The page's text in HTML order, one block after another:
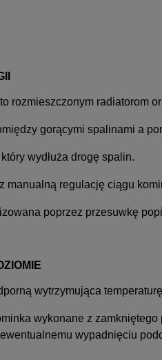
rozmieszczonym
gorącymi spalinami a
wydłuża drogę spalin.
manualną regulację ciągu
poprzez przesuwkę
wytrzymująca
wykonane z
wypadnięciu